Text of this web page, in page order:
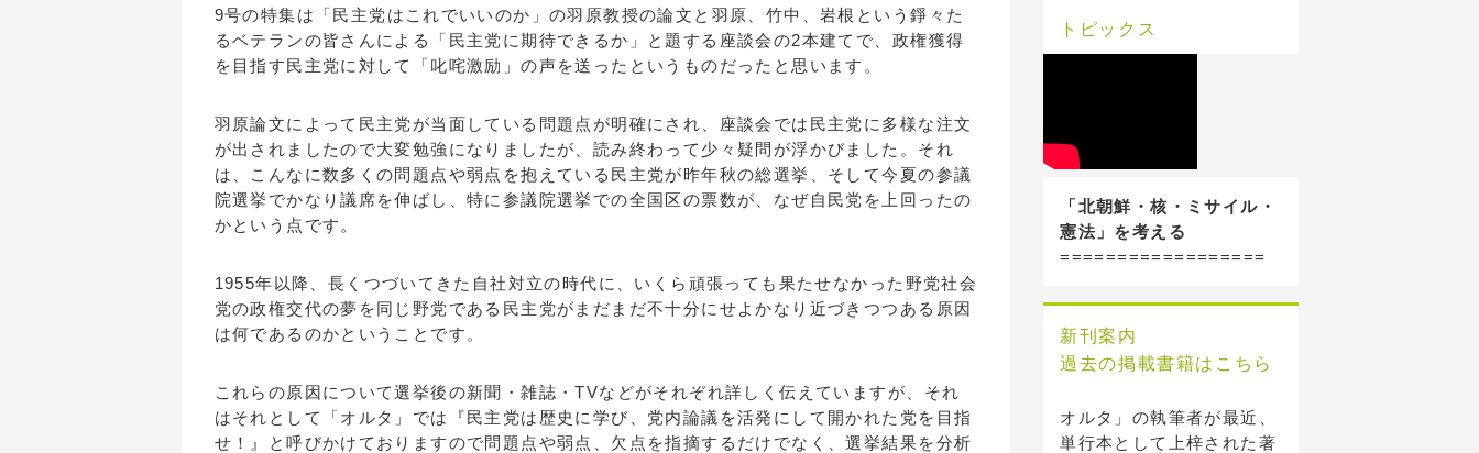
9号の特集は「民主党はこれでいいのか」の羽原教授の論文と羽原、竹中、岩根という錚々た
るベテランの皆さんによる「民主党に期待できるか」と題する座談会の2本建てで、政権獲得
を目指す民主党に対して「叱咤激励」の声を送ったというものだったと思います。
羽原論文によって民主党が当面している問題点が明確にされ、座談会では民主党に多様な注文
が出されましたので大変勉強になりましたが、読み終わって少々疑問が浮かびました。それ
は、こんなに数多くの問題点や弱点を抱えている民主党が昨年秋の総選挙、そして今夏の参議
院選挙でかなり議席を伸ばし、特に参議院選挙での全国区の票数が、なぜ自民党を上回ったの
かという点です。
1955年以降、長くつづいてきた自社対立の時代に、いくら頑張っても果たせなかった野党社会
党の政権交代の夢を同じ野党である民主党がまだまだ不十分にせよかなり近づきつつある原因
は何であるのかということです。
これらの原因について選挙後の新聞・雑誌・TVなどがそれぞれ詳しく伝えていますが、それ
はそれとして「オルタ」では『民主党は歴史に学び、党内論議を活発にして開かれた党を目指
せ！』と呼びかけておりますので問題点や弱点、欠点を指摘するだけでなく、選挙結果を分析
トピックス
「北朝鮮・核・ミサイル・
憲法」を考える
==================
新刊案内
過去の掲載書籍はこちら
オルタ」の執筆者が最近、
単行本として上梓された著